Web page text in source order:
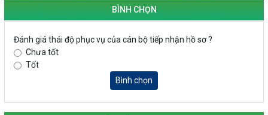
Đắk Lắk - Tiềm năng và cơ hội đầu tư ngày
THANH NIÊN KHỞI NGHIỆP THÀNH CÔNG TỪ MÔ HÌNH KINH TẾ
TẬP THỂ
PHÁT HUY VAI TRÒ CỦA PHỤ NỮ TRONG SÁNG TẠO KHỞI
NGHIỆP, PHÁT TRIỂN KINH TẾ
Doanh nghiệp tp Buôn Ma Thuột tăng cường kết nối với doanh
BÌNH CHỌN
Đánh giá thái độ phục vụ của cán bộ tiếp nhận hồ sơ ?
Chưa tốt
Tốt
Bình chọn